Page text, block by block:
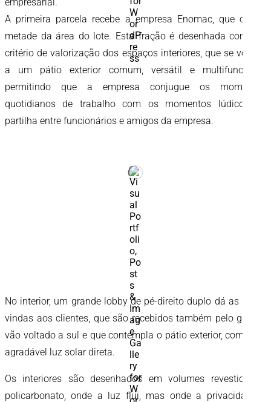
A primeira parcela recebe a empresa Enomac, que ocupa
metade da área do lote. Esta fração é desenhada com um
critério de valorização dos espaços interiores, que se voltam
a um pátio exterior comum, versátil e multifuncional,
permitindo que a empresa conjugue os momentos
quotidianos de trabalho com os momentos lúdicos de
partilha entre funcionários e amigos da empresa.
No interior, um grande lobby de pé-direito duplo dá as boas-
vindas aos clientes, que são recebidos também pelo grande
vão voltado a sul e que contempla o pátio exterior, com uma
agradável luz solar direta.
Os interiores são desenhados em volumes revestidos a
policarbonato, onde a luz flui, mas onde a privacidade é